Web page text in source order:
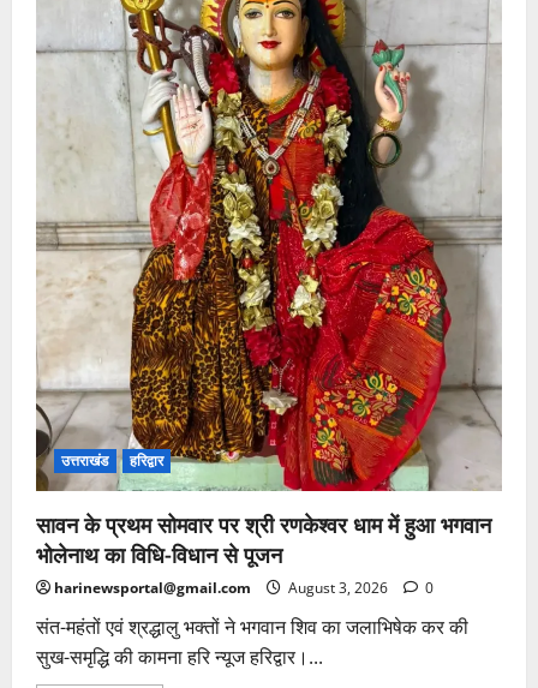
चिकित्सा
उपचार
उत्तराखंड हरिद्वार
सावन के प्रथम सोमवार पर श्री रणकेश्वर धाम में हुआ भगवान
भोलेनाथ का विधि-विधान से पूजन
harinewsportal@gmail.com August 3, 2026 0
संत-महंतों एवं श्रद्धालु भक्तों ने भगवान शिव का जलाभिषेक कर की
सुख-समृद्धि की कामना हरि न्यूज हरिद्वार।...